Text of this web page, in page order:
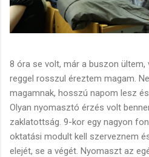
8 óra se volt, már a buszon ültem,
reggel rosszul éreztem magam.
magamnak, hosszú napom lesz
Olyan nyomasztó érzés volt
zaklatottság. 9-kor egy nagyon
oktatási modult kell szerveznem
elejét, se a végét. Nyomaszt az